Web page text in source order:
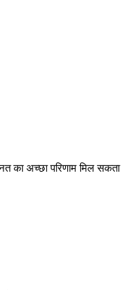
का अच्छा परिणाम मिल सकता